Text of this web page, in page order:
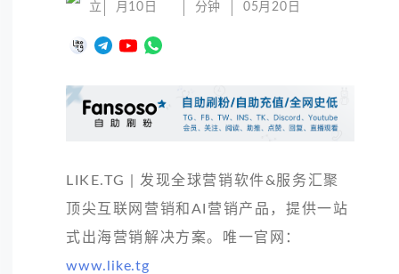
立
月10日
分钟
05月20日
LIKE.TG | 发现全球营销软件&服务汇聚
顶尖互联网营销和AI营销产品，提供一站
式出海营销解决方案。唯一官网：
www.like.tg